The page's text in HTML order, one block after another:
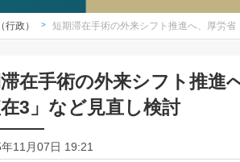
行政） 短期滞在手術の外来シフト推進へ、厚労省
在手術の外来シフト推進
在3」など見直し検討
11月07日 19:21